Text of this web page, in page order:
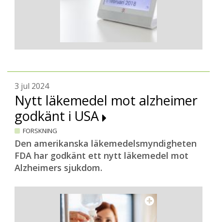
3 jul 2024
Nytt läkemedel mot alzheimer
godkänt i USA
FORSKNING
Den amerikanska läkemedelsmyndigheten
FDA har godkänt ett nytt läkemedel mot
Alzheimers sjukdom.